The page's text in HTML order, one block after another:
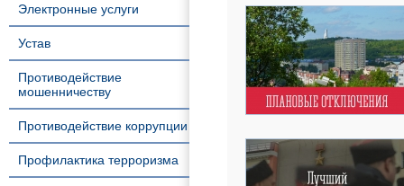
Электронные услуги
Устав
Противодействие
мошенничеству
Противодействие коррупции
Профилактика терроризма